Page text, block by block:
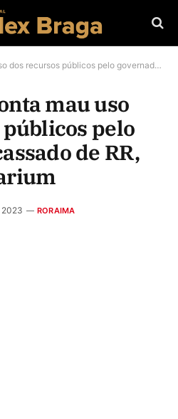
públicos pelo governador cassado de RR, Antônio Denarium
mau uso
pelo
de RR,
2023 RORAIMA